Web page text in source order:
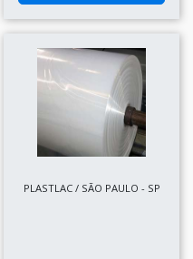
PLASTLAC / SÃO PAULO - SP